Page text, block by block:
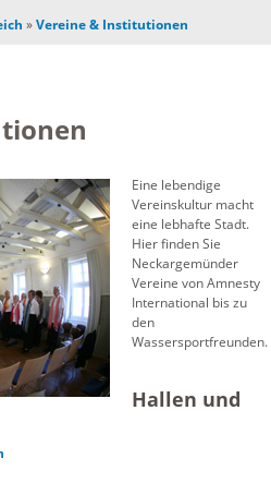
»Vereine & Institutionen
Eine lebendige
Vereinskultur macht
eine lebhafte Stadt.
Hier finden Sie
Neckargemünder
Vereine von Amnesty
International bis zu
den
Wassersportfreunden.
Hallen und